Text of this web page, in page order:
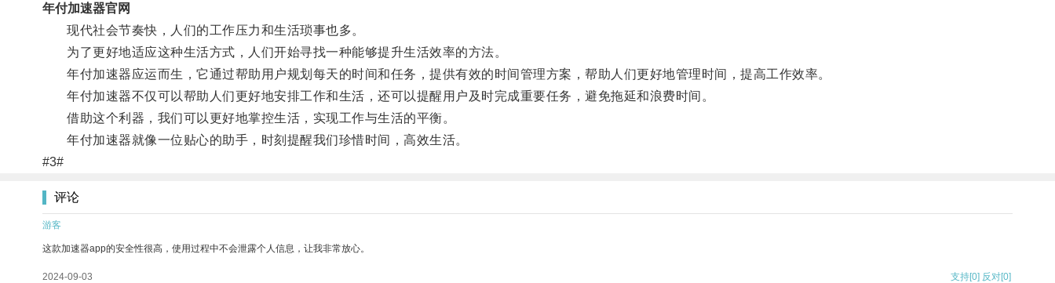
年付加速器官网
现代社会节奏快，人们的工作压力和生活琐事也多。
为了更好地适应这种生活方式，人们开始寻找一种能够提升生活效率的方法。
年付加速器应运而生，它通过帮助用户规划每天的时间和任务，提供有效的时间管理方案，帮助人们更好地管理时间，提高工作效率。
年付加速器不仅可以帮助人们更好地安排工作和生活，还可以提醒用户及时完成重要任务，避免拖延和浪费时间。
借助这个利器，我们可以更好地掌控生活，实现工作与生活的平衡。
年付加速器就像一位贴心的助手，时刻提醒我们珍惜时间，高效生活。
#3#
评论
游客
这款加速器app的安全性很高，使用过程中不会泄露个人信息，让我非常放心。
2024-09-03 支持[0] 反对[0]